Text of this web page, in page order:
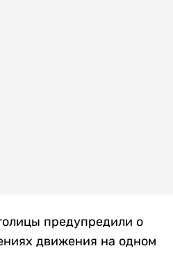
предупредили о
движения на одном